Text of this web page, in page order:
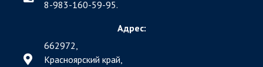
8-983-160-59-95.
Адрес:
662972,
Красноярский край,